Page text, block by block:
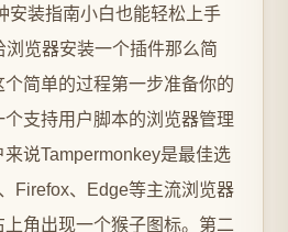
安装指南小白也能轻松上手
览器安装一个插件那么简
简单的过程第一步准备你的
支持用户脚本的浏览器管理
说Tampermonkey是最佳选
Firefox、Edge等主流浏览器
角出现一个猴子图标。第二